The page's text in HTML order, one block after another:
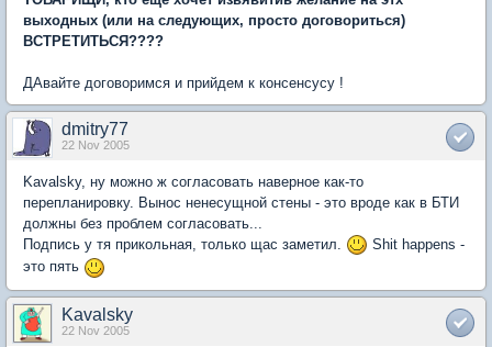
выходных (или на следующих, просто договориться)
ВСТРЕТИТЬСЯ????
ДАвайте договоримся и прийдем к консенсусу !
dmitry77
22 Nov 2005
Kavalsky, ну можно ж согласовать наверное как-то
перепланировку. Вынос ненесущной стены - это вроде как в БТИ
должны без проблем согласовать...
Подпись у тя прикольная, только щас заметил.
Shit happens -
это пять
Kavalsky
22 Nov 2005